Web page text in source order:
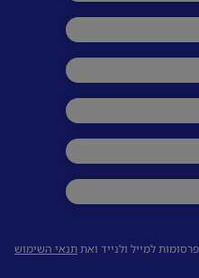
למייל ולנייד ואתתנאי השימוש